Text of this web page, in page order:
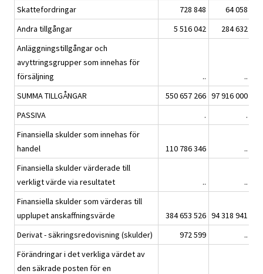
Skattefordringar
728 848
64 058
Andra tillgångar
5 516 042
284 632
Anläggningstillgångar och
avyttringsgrupper som innehas för
försäljning
..
..
SUMMA TILLGÅNGAR
550 657 266 97 916 000
PASSIVA
.
.
Finansiella skulder som innehas för
handel
110 786 346
..
Finansiella skulder värderade till
verkligt värde via resultatet
..
..
Finansiella skulder som värderas till
upplupet anskaffningsvärde
384 653 526 94 318 941
Derivat - säkringsredovisning (skulder)
972 599
..
Förändringar i det verkliga värdet av
den säkrade posten för en